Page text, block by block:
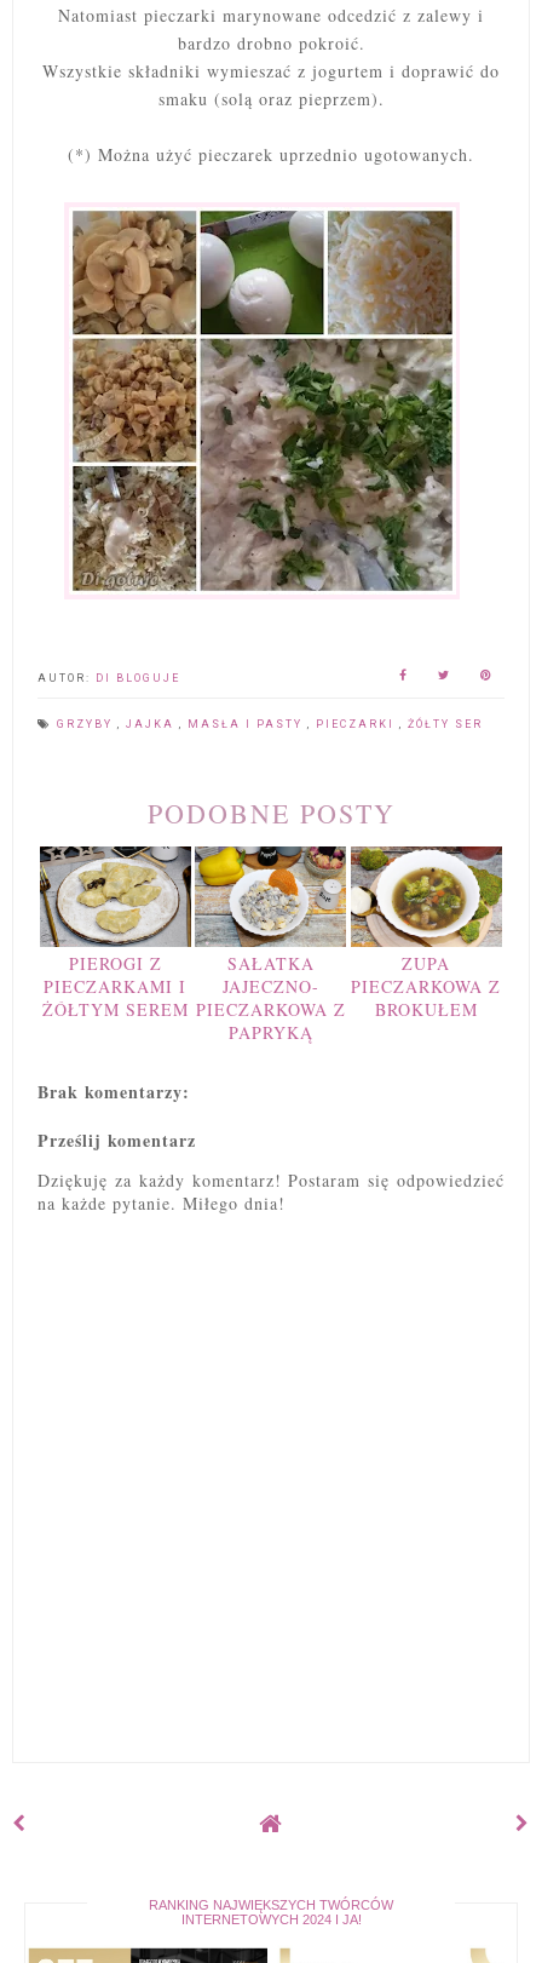
Natomiast pieczarki marynowane odcedzić z zalewy i
bardzo drobno pokroić.
Wszystkie składniki wymieszać z jogurtem i doprawić do
smaku (solą oraz pieprzem).
(*) Można użyć pieczarek uprzednio ugotowanych.
AUTOR: DI BLOGUJE
GRZYBY JAJKA MASŁA I PASTY PIECZARKI ŻÓŁTY SER
PODOBNE POSTY
PIEROGI Z
PIECZARKAMI I
ŻÓŁTYM SEREM
SAŁATKA
JAJECZNO-
PIECZARKOWA Z
PAPRYKĄ
ZUPA
PIECZARKOWA Z
BROKUŁEM
Brak komentarzy:
Prześlij komentarz
Dziękuję za każdy komentarz! Postaram się odpowiedzieć
na każde pytanie. Miłego dnia!
RANKING NAJWIĘKSZYCH TWÓRCÓW
INTERNETOWYCH 2024 I JA!